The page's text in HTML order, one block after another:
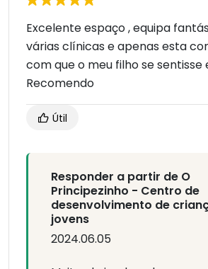
Excelente espaço , equipa
várias clínicas e apenas esta
com que o meu filho se sentisse
Recomendo
Útil
Responder a partir de O
Principezinho - Centro de
desenvolvimento de
jovens
2024.06.05